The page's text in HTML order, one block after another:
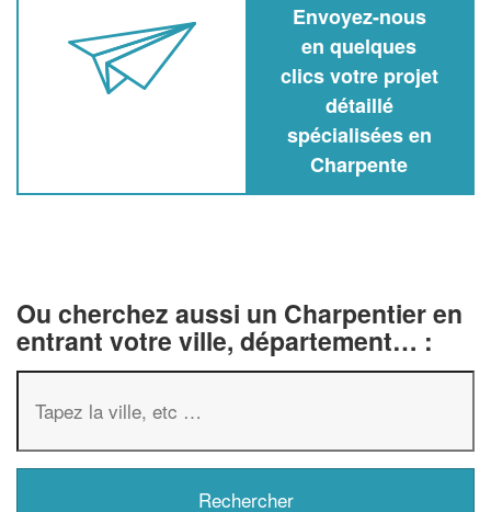
Envoyez-nous
en quelques
clics votre projet
détaillé
spécialisées en
Charpente
Ou cherchez aussi un Charpentier en
entrant votre ville, département… :